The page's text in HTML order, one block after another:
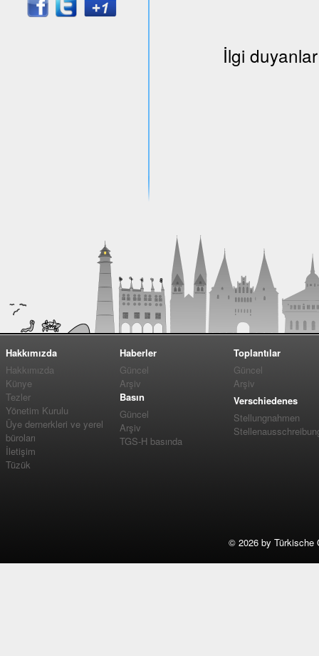
İlgi
Hakkımızda
Hakkımızda
Künye
Tezler
Yönetim Kurulu
Üye dernerkleri ve yerel
büroları
İletişim
Tüzük
Haberler
Güncel
Arşiv
Basın
Güncel
Arşiv
TGS-H basında
Toplantılar
Güncel
Arşiv
Verschiedenes
Stellungnahmen
© 2026 by Türkische